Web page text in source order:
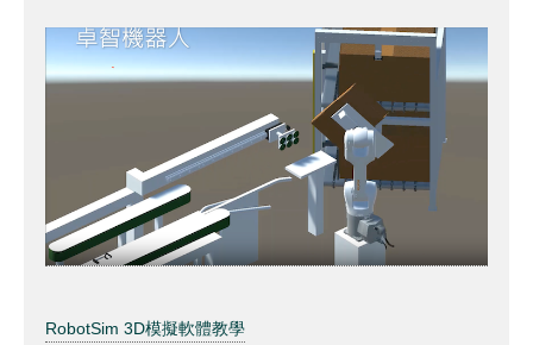
RobotSim 3D模擬軟體教學